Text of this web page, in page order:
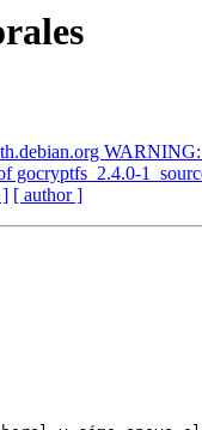
gocryptfs_2.4.0-
] [ author ]